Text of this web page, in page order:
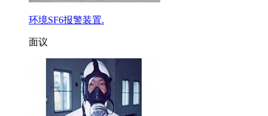
环境SF6报警装置.
面议